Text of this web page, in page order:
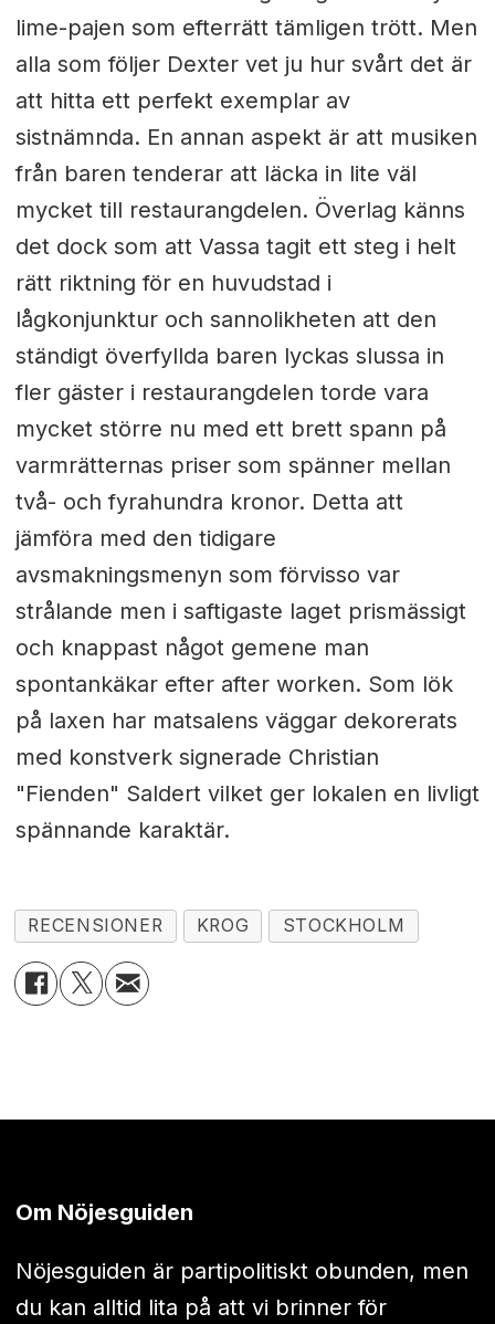
lime-pajen som efterrätt tämligen trött. Men
alla som följer Dexter vet ju hur svårt det är
att hitta ett perfekt exemplar av
sistnämnda. En annan aspekt är att musiken
från baren tenderar att läcka in lite väl
mycket till restaurangdelen. Överlag känns
det dock som att Vassa tagit ett steg i helt
rätt riktning för en huvudstad i
lågkonjunktur och sannolikheten att den
ständigt överfyllda baren lyckas slussa in
fler gäster i restaurangdelen torde vara
mycket större nu med ett brett spann på
varmrätternas priser som spänner mellan
två- och fyrahundra kronor. Detta att
jämföra med den tidigare
avsmakningsmenyn som förvisso var
strålande men i saftigaste laget prismässigt
och knappast något gemene man
spontankäkar efter after worken. Som lök
på laxen har matsalens väggar dekorerats
med konstverk signerade Christian
"Fienden" Saldert vilket ger lokalen en livligt
spännande karaktär.
RECENSIONER KROG STOCKHOLM
Om Nöjesguiden
Nöjesguiden är partipolitiskt obunden, men
du kan alltid lita på att vi brinner för